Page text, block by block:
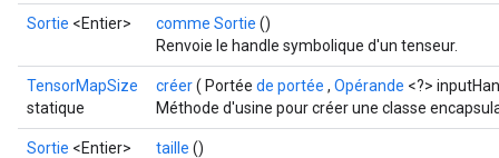
Sortie <Entier> comme Sortie ()
Renvoie le handle symbolique d'un tenseur.
TensorMapSize
statique
créer( Portée de portée , Opérande <?>
Méthode d'usine pour créer une classe
Sortie <Entier> taille ()